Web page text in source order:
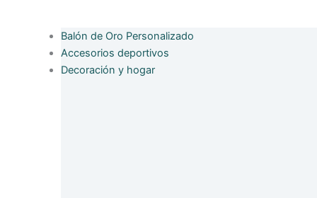
Balón de Oro Personalizado
Accesorios deportivos
Decoración y hogar